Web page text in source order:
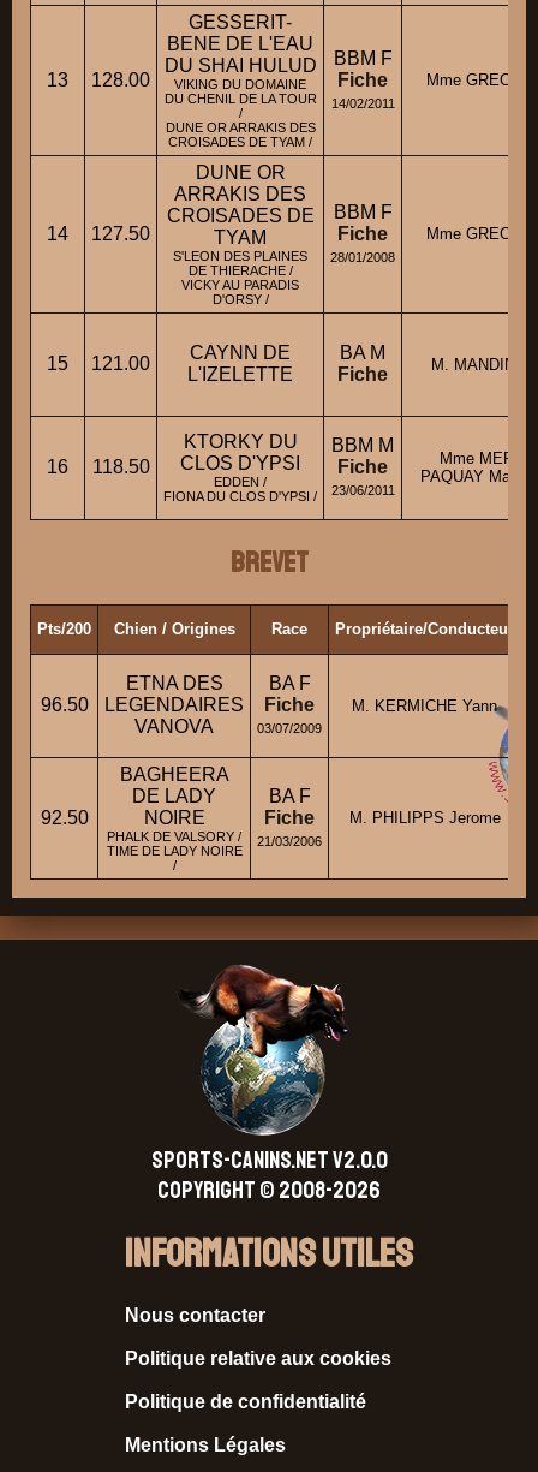
13 128.00
GESSERIT-
BENE DE L'EAU
DU SHAI HULUD
VIKING DU DOMAINE
DU CHENIL DE LA TOUR
/
DUNE OR ARRAKIS DES
CROISADES DE TYAM /
BBM F
Fiche
14/02/2011
Mme GRECO
14 127.50
DUNE OR
ARRAKIS DES
CROISADES DE
TYAM
S'LEON DES PLAINES
DE THIERACHE /
VICKY AU PARADIS
D'ORSY /
BBM F
Fiche
28/01/2008
Mme GRECO
15 121.00
CAYNN DE
L'IZELETTE
BA M
Fiche
M. MANDINE
16 118.50
KTORKY DU
CLOS D'YPSI
EDDEN /
FIONA DU CLOS D'YPSI /
BBM M
Fiche
23/06/2011
Mme
PAQUAY Marie-
Brevet
Pts/200 Chien / Origines Race Propriétaire/Conducteur
96.50
ETNA DES
LEGENDAIRES
VANOVA
BA F
Fiche
03/07/2009
M. KERMICHE Yann
92.50
BAGHEERA
DE LADY
NOIRE
PHALK DE VALSORY /
TIME DE LADY NOIRE
/
BA F
Fiche
21/03/2006
M. PHILIPPS Jerome
SPORTS-CANINS.NET V2.0.0
Copyright © 2008-2026
Informations Utiles
Nous contacter
Politique relative aux cookies
Politique de confidentialité
Mentions Légales